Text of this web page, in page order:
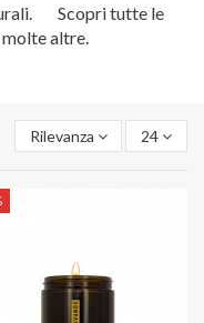
Scopri tutte le
molte altre.
Rilevanza 24